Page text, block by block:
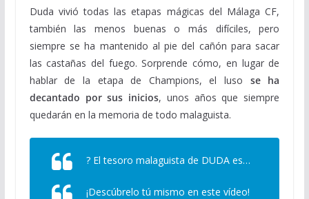
Duda vivió todas las etapas mágicas del Málaga CF,
también las menos buenas o más difíciles, pero
siempre se ha mantenido al pie del cañón para sacar
las castañas del fuego. Sorprende cómo, en lugar de
hablar de la etapa de Champions, el luso se ha
decantado por sus inicios, unos años que siempre
quedarán en la memoria de todo malaguista.
? El tesoro malaguista de DUDA es…
¡Descúbrelo tú mismo en este vídeo!